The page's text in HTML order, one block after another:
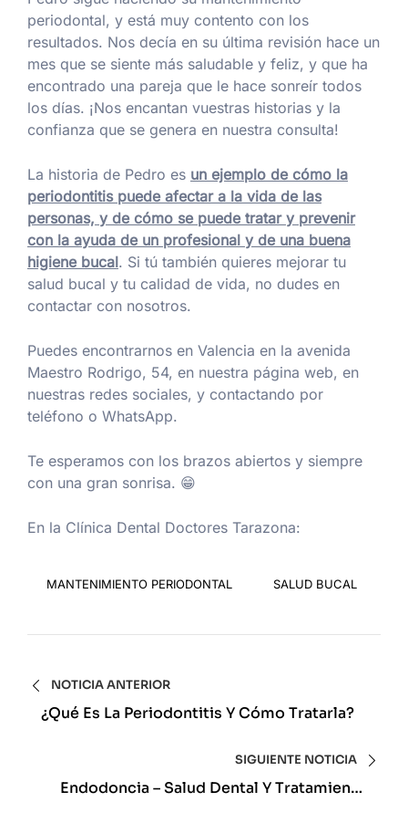
periodontal, y está muy contento con los
resultados. Nos decía en su última revisión hace un
mes que se siente más saludable y feliz, y que ha
encontrado una pareja que le hace sonreír todos
los días. ¡Nos encantan vuestras historias y la
confianza que se genera en nuestra consulta!
La historia de Pedro es un ejemplo de cómo la
periodontitis puede afectar a la vida de las
personas, y de cómo se puede tratar y prevenir
con la ayuda de un profesional y de una buena
higiene bucal. Si tú también quieres mejorar tu
salud bucal y tu calidad de vida, no dudes en
contactar con nosotros.
Puedes encontrarnos en Valencia en la avenida
Maestro Rodrigo, 54, en nuestra página web, en
nuestras redes sociales, y contactando por
teléfono o WhatsApp.
Te esperamos con los brazos abiertos y siempre
con una gran sonrisa. 😁
En la Clínica Dental Doctores Tarazona:
MANTENIMIENTO PERIODONTAL SALUD BUCAL
NOTICIA ANTERIOR
¿Qué Es La Periodontitis Y Cómo Tratarla?
SIGUIENTE NOTICIA
Endodoncia – Salud Dental Y Tratamiento